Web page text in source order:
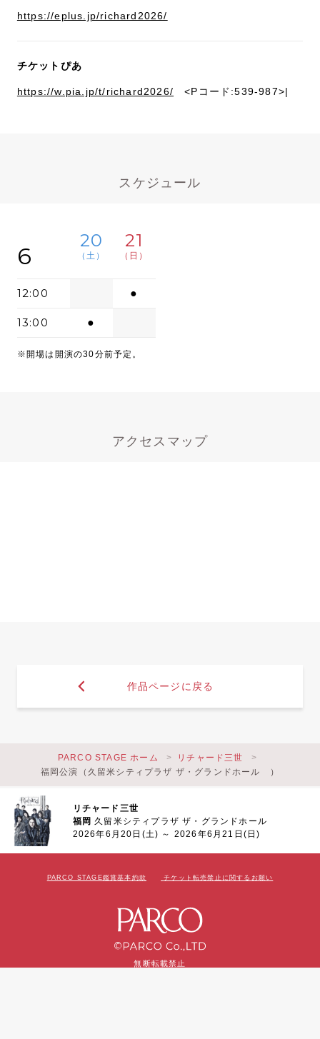
https://eplus.jp/richard2026/
チケットぴあ
https://w.pia.jp/t/richard2026/ <Pコード:539-987>|
スケジュール
6
20
（土）
21
（日）
12:00 ●
13:00 ●
※開場は開演の30分前予定。
アクセスマップ
作品ページに戻る
リチャード三世
福岡 久留米シティプラザ ザ・グランドホール
2026年6月20日(土) ～ 2026年6月21日(日)
PARCO STAGE ホーム
リチャード三世
福岡公演（久留米シティプラザ ザ・グランドホール ）
PARCO STAGE鑑賞基本約款 チケット転売禁止に関するお願い
無断転載禁止